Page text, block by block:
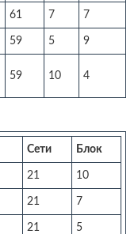
61 7 7
59 5 9
59 10 4
Сети Блок
21 10
21 7
21 5